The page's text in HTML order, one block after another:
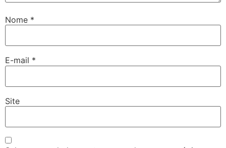
Nome *
E-mail *
Site